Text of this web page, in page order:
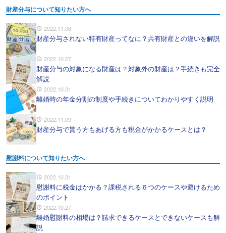
財産分与について知りたい方へ
2022.11.08
財産分与されない特有財産ってなに？共有財産との違いを解説
2022.10.27
財産分与の対象になる財産は？対象外の財産は？手続きも完全
解説
2022.10.31
離婚時の年金分割の制度や手続きについてわかりやすく説明
2022.11.09
財産分与で貰う方もあげる方も税金がかかるケースとは？
慰謝料について知りたい方へ
2022.10.31
慰謝料に税金はかかる？課税される６つのケースや避けるため
のポイント
2022.10.27
離婚慰謝料の相場は？請求できるケースとできないケースも解
説